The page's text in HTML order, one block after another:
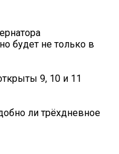
будет не только в
9, 10 и 11
ли трёхдневное